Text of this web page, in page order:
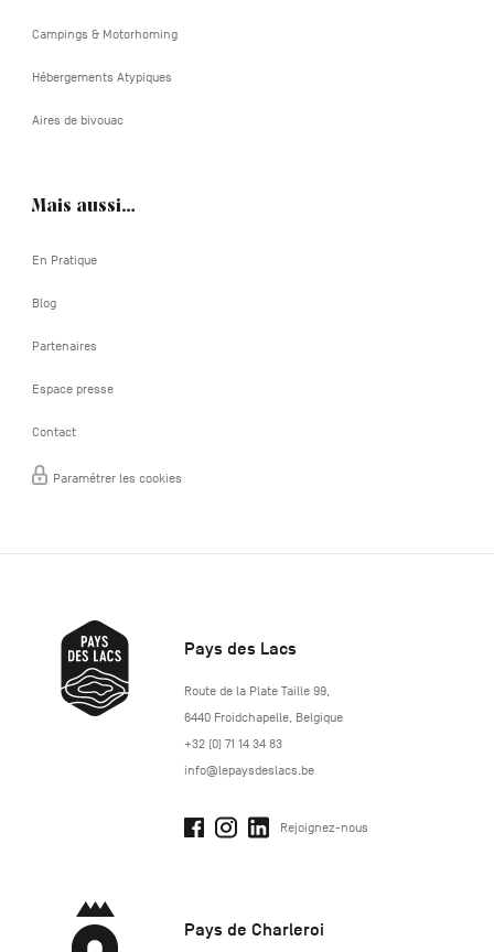
Campings & Motorhoming
Hébergements Atypiques
Aires de bivouac
Mais aussi…
En Pratique
Blog
Partenaires
Espace presse
Contact
Paramétrer les cookies
Pays des Lacs
http://www.lepaysdeslacs.be/
Route de la Plate Taille 99,
6440 Froidchapelle, Belgique
+32 (0) 71 14 34 83
info@lepaysdeslacs.be
Rejoignez-nous
Pays de Charleroi